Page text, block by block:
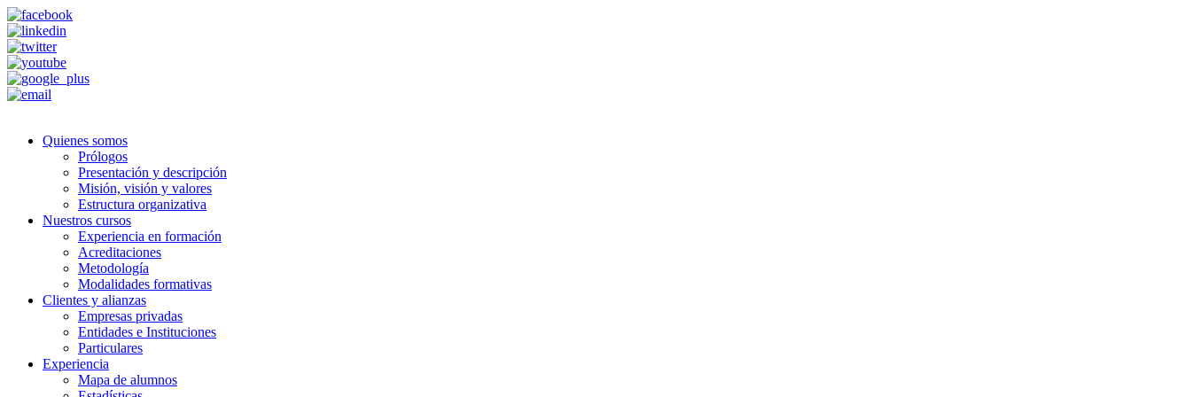
Quienes somos
Prólogos
Presentación y descripción
Misión, visión y valores
Estructura organizativa
Nuestros cursos
Experiencia en formación
Acreditaciones
Metodología
Modalidades formativas
Clientes y alianzas
Empresas privadas
Entidades e Instituciones
Particulares
Experiencia
Mapa de alumnos